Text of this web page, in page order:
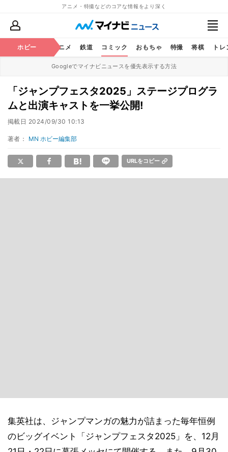
アニメ・特撮などのコアな情報をより深く
ホビー アニメ 鉄道 コミック おもちゃ 特撮 将棋 ト
Googleでマイナビニュースを優先表示する方法
「ジャンプフェスタ2025」ステージプログラ
ムと出演キャストを一挙公開!
掲載日 2024/09/30 10:13
著者： MN ホビー編集部
URLをコピー
集英社は、ジャンプマンガの魅力が詰まった毎年恒例
のビッグイベント「ジャンプフェスタ2025」を、12月